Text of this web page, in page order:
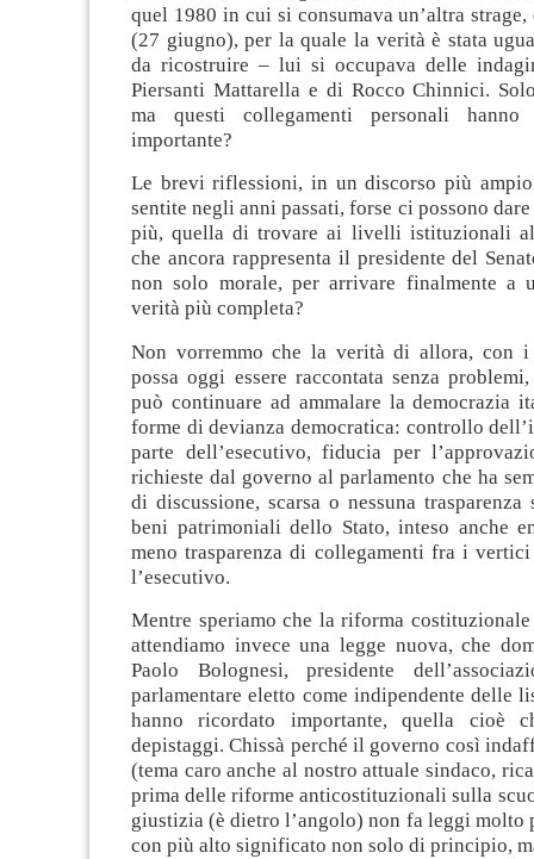
quel 1980 in cui si consumava un’altra
(27 giugno), per la quale la verità è stata
da ricostruire – lui si occupava delle
Piersanti Mattarella e di Rocco Chinnici.
ma questi collegamenti personali
importante?
Le brevi riflessioni, in un discorso più
sentite negli anni passati, forse ci possono
più, quella di trovare ai livelli istituzionali
che ancora rappresenta il presidente del
non solo morale, per arrivare finalmente a
verità più completa?
Non vorremmo che la verità di allora, con
possa oggi essere raccontata senza
può continuare ad ammalare la democrazia
forme di devianza democratica: controllo
parte dell’esecutivo, fiducia per
richieste dal governo al parlamento che ha
di discussione, scarsa o nessuna
beni patrimoniali dello Stato, inteso anche
meno trasparenza di collegamenti fra i
l’esecutivo.
Mentre speriamo che la riforma
attendiamo invece una legge nuova, che
Paolo Bolognesi, presidente
parlamentare eletto come indipendente delle
hanno ricordato importante, quella cioè
depistaggi. Chissà perché il governo così
(tema caro anche al nostro attuale sindaco,
prima delle riforme anticostituzionali sulla
giustizia (è dietro l’angolo) non fa leggi molto
con più alto significato non solo di principio,